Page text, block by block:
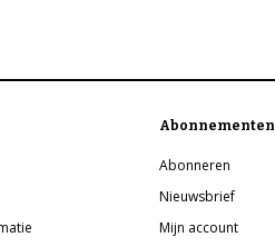
Abonnementen
Abonneren
Nieuwsbrief
Mijn account